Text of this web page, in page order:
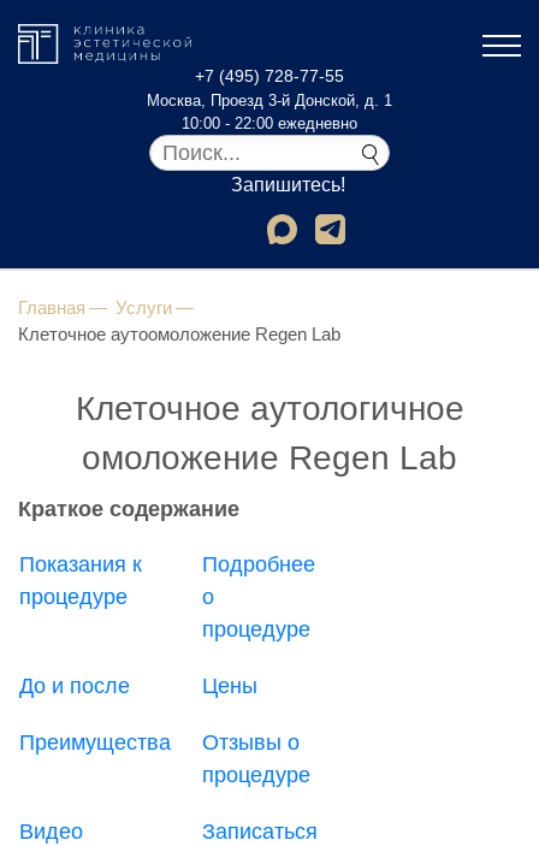
+7 (495) 728-77-55
Москва, Проезд 3-й Донской, д. 1
10:00 - 22:00 ежедневно
Запишитесь!
Главная
Услуги
Клеточное аутоомоложение Regen Lab
Клеточное аутологичное
омоложение Regen Lab
Краткое содержание
Показания к
процедуре
Подробнее
о
процедуре
До и после Цены
Преимущества
Отзывы о
процедуре
Видео
Записаться